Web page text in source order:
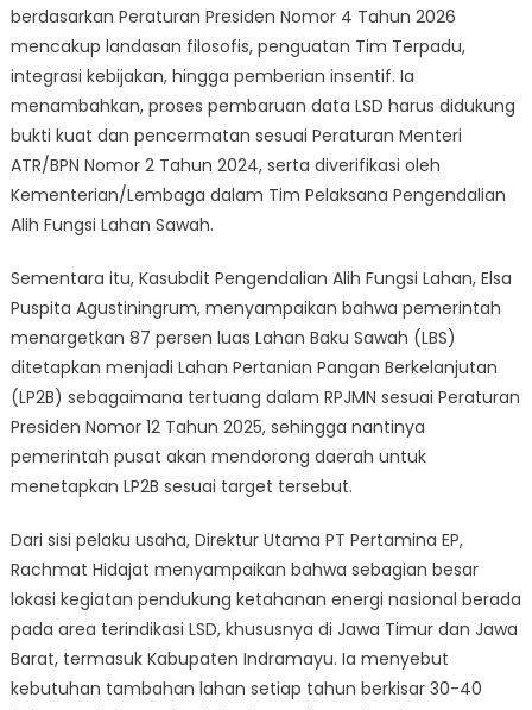
berdasarkan Peraturan Presiden Nomor 4 Tahun 2026
mencakup landasan filosofis, penguatan Tim Terpadu,
integrasi kebijakan, hingga pemberian insentif. Ia
menambahkan, proses pembaruan data LSD harus didukung
bukti kuat dan pencermatan sesuai Peraturan Menteri
ATR/BPN Nomor 2 Tahun 2024, serta diverifikasi oleh
Kementerian/Lembaga dalam Tim Pelaksana Pengendalian
Alih Fungsi Lahan Sawah.
Sementara itu, Kasubdit Pengendalian Alih Fungsi Lahan, Elsa
Puspita Agustiningrum, menyampaikan bahwa pemerintah
menargetkan 87 persen luas Lahan Baku Sawah (LBS)
ditetapkan menjadi Lahan Pertanian Pangan Berkelanjutan
(LP2B) sebagaimana tertuang dalam RPJMN sesuai Peraturan
Presiden Nomor 12 Tahun 2025, sehingga nantinya
pemerintah pusat akan mendorong daerah untuk
menetapkan LP2B sesuai target tersebut.
Dari sisi pelaku usaha, Direktur Utama PT Pertamina EP,
Rachmat Hidajat menyampaikan bahwa sebagian besar
lokasi kegiatan pendukung ketahanan energi nasional berada
pada area terindikasi LSD, khususnya di Jawa Timur dan Jawa
Barat, termasuk Kabupaten Indramayu. Ia menyebut
kebutuhan tambahan lahan setiap tahun berkisar 30-40